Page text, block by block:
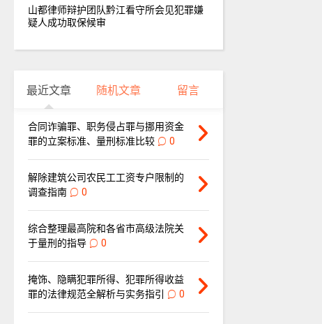
山都律师辩护团队黔江看守所会见犯罪嫌
疑人成功取保候审
最近文章 随机文章 留言
合同诈骗罪、职务侵占罪与挪用资金
罪的立案标准、量刑标准比较
0
解除建筑公司农民工工资专户限制的
调查指南
0
综合整理最高院和各省市高级法院关
于量刑的指导
0
掩饰、隐瞒犯罪所得、犯罪所得收益
罪的法律规范全解析与实务指引
0